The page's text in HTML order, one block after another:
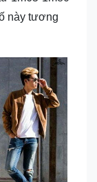
này tương